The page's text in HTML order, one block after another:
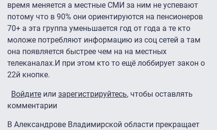
время меняется а местные СМИ за ним не успевают
потому что в 90% они ориентируются на пенсионеров
70+ а эта группа уменьшается год от года а те кто
моложе потребляют информацию из соц сетей а там
она появляется быстрее чем на на местных
телеканалах.И при этом кто то ещё лоббирует закон о
22й кнопке.
Войдите или зарегистрируйтесь, чтобы оставлять
комментарии
В Александрове Владимирской области прекращает